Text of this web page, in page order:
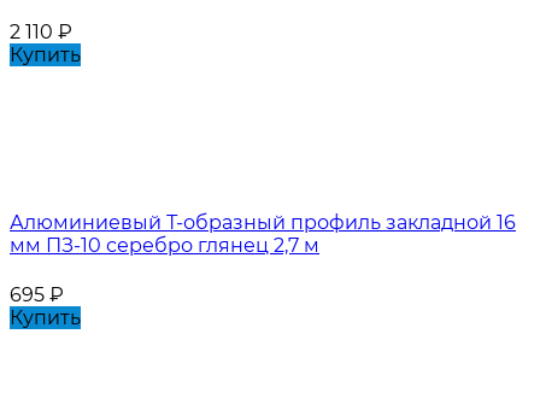
2 110 ₽
Купить
Алюминиевый Т-образный профиль закладной 16
мм ПЗ-10 серебро глянец 2,7 м
695 ₽
Купить